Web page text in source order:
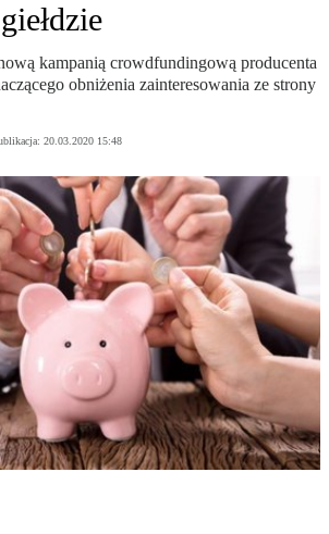
kampanią crowdfundingową producenta
obniżenia zainteresowania ze strony
20.03.2020 15:48